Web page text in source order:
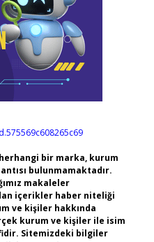
bir marka, kurum
bulunmamaktadır.
makaleler
içerikler haber niteliği
ve kişiler hakkında
kurum ve kişiler ile isim
Sitemizdeki bilgiler